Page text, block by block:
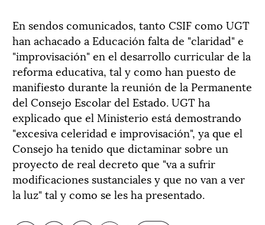
En sendos comunicados, tanto CSIF como UGT
han achacado a Educación falta de "claridad" e
"improvisación" en el desarrollo curricular de la
reforma educativa, tal y como han puesto de
manifiesto durante la reunión de la Permanente
del Consejo Escolar del Estado. UGT ha
explicado que el Ministerio está demostrando
"excesiva celeridad e improvisación", ya que el
Consejo ha tenido que dictaminar sobre un
proyecto de real decreto que "va a sufrir
modificaciones sustanciales y que no van a ver
la luz" tal y como se les ha presentado.